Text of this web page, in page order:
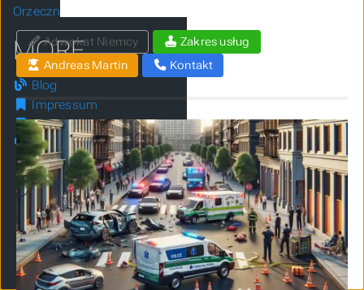
Adwokat Niemcy
Zakres usług
Andreas Martin
Kontakt
Orzecznictwo
MORE
Blog
Impressum
Datenschutz
Tags
Interessante
Seiten